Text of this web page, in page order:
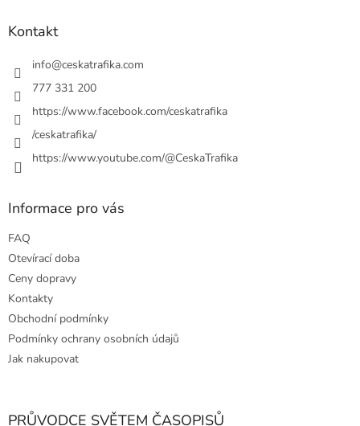
Kontakt
info@ceskatrafika.com
777 331 200
https://www.facebook.com/ceskatrafika
/ceskatrafika/
https://www.youtube.com/@CeskaTrafika
Informace pro vás
FAQ
Otevírací doba
Ceny dopravy
Kontakty
Obchodní podmínky
Podmínky ochrany osobních údajů
Jak nakupovat
PRŮVODCE SVĚTEM ČASOPISŮ